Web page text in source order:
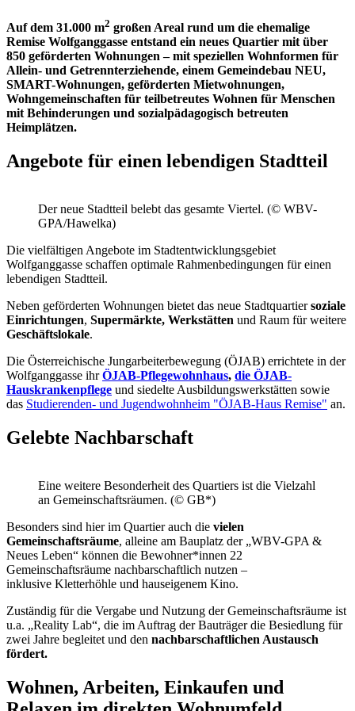
Auf dem 31.000 m2 großen Areal rund um die ehemalige
Remise Wolfganggasse entstand ein neues Quartier mit über
850 geförderten Wohnungen – mit speziellen Wohnformen für
Allein- und Getrennterziehende, einem Gemeindebau NEU,
SMART-Wohnungen, geförderten Mietwohnungen,
Wohngemeinschaften für teilbetreutes Wohnen für Menschen
mit Behinderungen und sozialpädagogisch betreuten
Heimplätzen.
Angebote für einen lebendigen Stadtteil
Der neue Stadtteil belebt das gesamte Viertel. (© WBV-
GPA/Hawelka)
Die vielfältigen Angebote im Stadtentwicklungsgebiet
Wolfganggasse schaffen optimale Rahmenbedingungen für einen
lebendigen Stadtteil.
Neben geförderten Wohnungen bietet das neue Stadtquartiersoziale
Einrichtungen, Supermärkte, Werkstätten und Raum für weitere
Geschäftslokale.
Die Österreichische Jungarbeiterbewegung (ÖJAB) errichtete in der
Wolfganggasse ihrÖJAB-Pflegewohnhaus, die ÖJAB-
Hauskrankenpflege und siedelte Ausbildungswerkstätten sowie
das Studierenden- und Jugendwohnheim "ÖJAB-Haus Remise" an.
Gelebte Nachbarschaft
Eine weitere Besonderheit des Quartiers ist die Vielzahl
an Gemeinschaftsräumen. (© GB*)
Besonders sind hier im Quartier auch die vielen
Gemeinschaftsräume, alleine am Bauplatz der „WBV-GPA &
Neues Leben“ können die Bewohner*innen 22
Gemeinschaftsräume nachbarschaftlich nutzen –
inklusive Kletterhöhle und hauseigenem Kino.
Zuständig für die Vergabe und Nutzung der Gemeinschaftsräume ist
u.a. „Reality Lab“, die im Auftrag der Bauträger die Besiedlung für
zwei Jahre begleitet und den nachbarschaftlichen Austausch
fördert.
Wohnen, Arbeiten, Einkaufen und